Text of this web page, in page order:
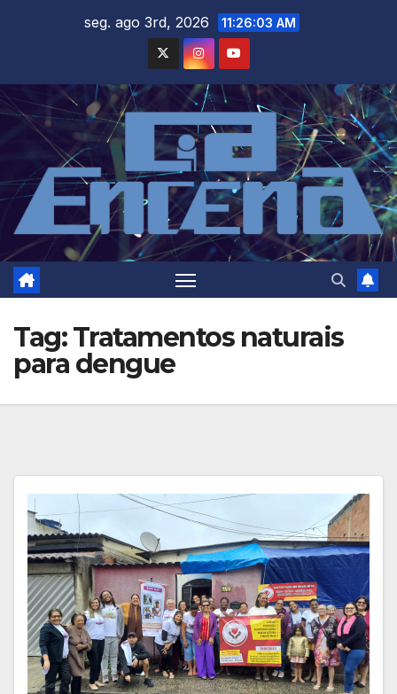
seg. ago 3rd, 2026 11:26:03 AM
Tag:Tratamentos naturais
para dengue